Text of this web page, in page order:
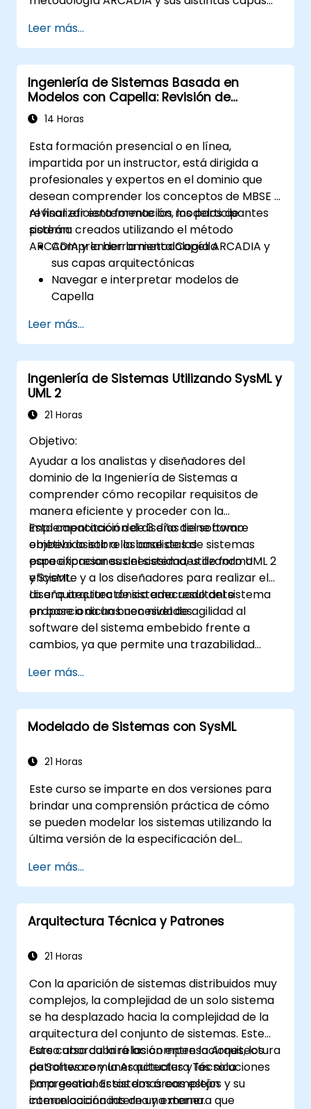
necesidad operativa hasta la arquitectura
física; Utilizar Capella para construir, analizar
y gestionar modelos de sistemas;
Implementar las mejores prácticas en
modelado de sistemas mediante un caso de
estudio real
Leer más...
Ingeniería de Sistemas Basada en
Modelos con Capella: Revisión de
modelos para expertos en el dominio
14 Horas
Esta formación presencial o en línea,
impartida por un instructor, está dirigida a
profesionales y expertos en el dominio que
desean comprender los conceptos de MBSE y
revisar eficientemente los modelos de
sistema creados utilizando el método
ARCADIA y la herramienta Capella.
Al finalizar esta formación, los participantes
podrán:
Comprender la metodología ARCADIA y
sus capas arquitectónicas
Navegar e interpretar modelos de
Capella
con respecto a los requisitos del sistema
y la arquitectura
Realizar revisiones estructuradas de
modelos
Agregar comentarios claros y relevantes
dentro de Capella
Leer más...
Ingeniería de Sistemas Utilizando SysML y
UML 2
21 Horas
Objetivo:
Ayudar a los analistas y diseñadores del
dominio de la Ingeniería de Sistemas a
comprender cómo recopilar requisitos de
manera eficiente y proceder con la
implementación del diseño del software
embebido sobre la base de las
especificaciones del sistema, utilizando UML 2
y SysML.
Esta capacitación de 3 días tiene como
objetivo asistir a los analistas de sistemas
para expresar sus necesidades de forma
eficiente y a los diseñadores para realizar el
diseño arquitectónico adecuado del sistema
en base a dichas necesidades.
La arquitectura de sistema resultante
proporciona un buen nivel de agilidad al
software del sistema embebido frente a
cambios, ya que permite una trazabilidad
encapsuladas en las funciones del sistema y
aquellas relacionadas con las opciones de uso
(casos de uso) de los usuarios finales hacia el
nivel de implementación del software.
Leer más...
Modelado de Sistemas con SysML
21 Horas
Este curso se imparte en dos versiones para
brindar una comprensión práctica de cómo
se pueden modelar los sistemas utilizando la
última versión de la especificación del
de OMG. La notación y la semántica
subyacente de SysML se explican de manera
que permitan a los estudiantes aplicar lo
aprendido en cualquier método o
sistemas.
Leer más...
Arquitectura Técnica y Patrones
21 Horas
Con la aparición de sistemas distribuidos muy
complejos, la complejidad de un solo sistema
se ha desplazado hacia la complejidad de la
arquitectura del conjunto de sistemas. Este
curso aborda la relación entre la Arquitectura
de Software y la Arquitectura Técnica
Empresarial. Estas dos áreas están
interrelacionadas de una manera que
Este curso cubrirá las compensaciones, los
patrones comunes actuales y las soluciones
para gestionar sistemas complejos y su
comunicación interna y externa.